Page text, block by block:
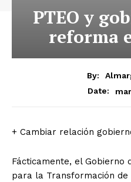
PTEO y
reforma
By:
Date:
+ Cambiar relación
Fácticamente, el Gobierno
para la Transformación de